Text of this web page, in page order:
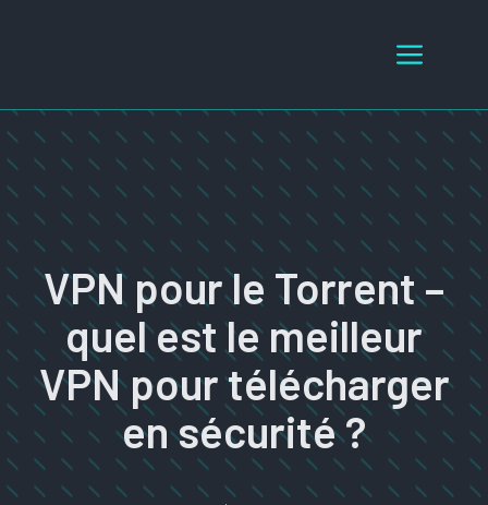
Menu
VPN pour le Torrent –
quel est le meilleur
VPN pour télécharger
en sécurité ?